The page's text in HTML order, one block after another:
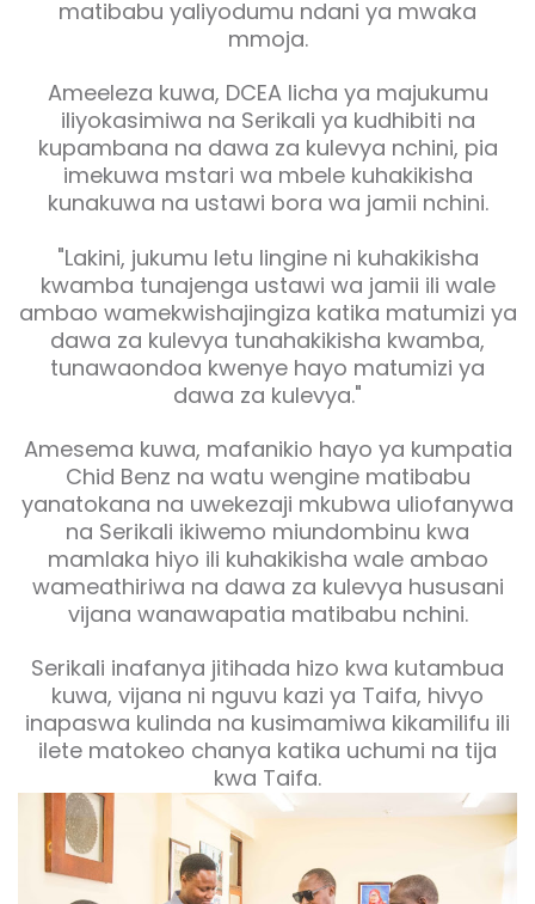
matibabu yaliyodumu ndani ya mwaka
mmoja.
Ameeleza kuwa, DCEA licha ya majukumu
iliyokasimiwa na Serikali ya kudhibiti na
kupambana na dawa za kulevya nchini, pia
imekuwa mstari wa mbele kuhakikisha
kunakuwa na ustawi bora wa jamii nchini.
"Lakini, jukumu letu lingine ni kuhakikisha
kwamba tunajenga ustawi wa jamii ili wale
ambao wamekwishajingiza katika matumizi ya
dawa za kulevya tunahakikisha kwamba,
tunawaondoa kwenye hayo matumizi ya
dawa za kulevya."
Amesema kuwa, mafanikio hayo ya kumpatia
Chid Benz na watu wengine matibabu
yanatokana na uwekezaji mkubwa uliofanywa
na Serikali ikiwemo miundombinu kwa
mamlaka hiyo ili kuhakikisha wale ambao
wameathiriwa na dawa za kulevya hususani
vijana wanawapatia matibabu nchini.
Serikali inafanya jitihada hizo kwa kutambua
kuwa, vijana ni nguvu kazi ya Taifa, hivyo
inapaswa kulinda na kusimamiwa kikamilifu ili
ilete matokeo chanya katika uchumi na tija
kwa Taifa.